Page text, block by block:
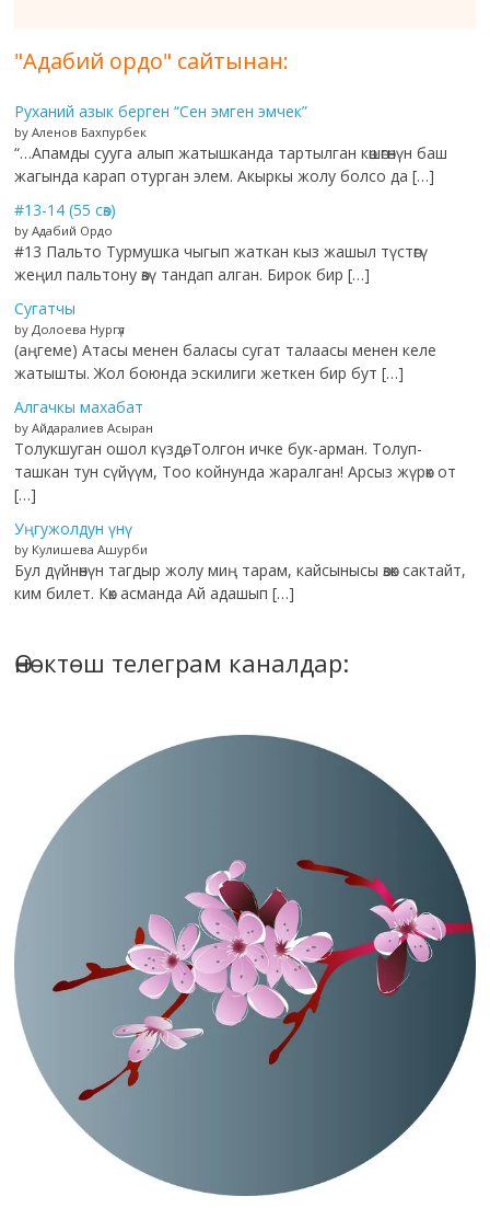
"Адабий ордо" сайтынан:
Руханий азык берген “Сен эмген эмчек”
by Аленов Бахпурбек
“…Апамды сууга алып жатышканда тартылган көшөгөнүн баш
жагында карап отурган элем. Акыркы жолу болсо да […]
#13-14 (55 сөз)
by Адабий Ордо
#13 Пальто Турмушка чыгып жаткан кыз жашыл түстөгү
жеңил пальтону өзү тандап алган. Бирок бир […]
Сугатчы
by Долоева Нургүл
(аңгеме) Атасы менен баласы сугат талаасы менен келе
жатышты. Жол боюнда эскилиги жеткен бир бут […]
Алгачкы махабат
by Айдаралиев Асыран
Толукшуган ошол күздө, Толгон ичке бук-арман. Толуп-
ташкан тун сүйүүм, Тоо койнунда жаралган! Арсыз жүрөк от
[…]
Уңгужолдун үнү
by Кулишева Ашурби
Бул дүйнөнүн тагдыр жолу миң тарам, кайсынысы өзөк сактайт,
ким билет. Көк асманда Ай адашып […]
Өнөктөш телеграм каналдар: